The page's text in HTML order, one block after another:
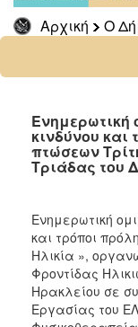
Αρχική Ο
ΠΟΛΙΤΙΣΜΟΣ
ΠΟΛΗ
Ενημερωτική
κινδύνου
πτώσεων
Τριάδας του
Ενημερωτική
και τρόποι
Ηλικία »,
Φροντίδας
Ηρακλείου σε
Εργασίας του